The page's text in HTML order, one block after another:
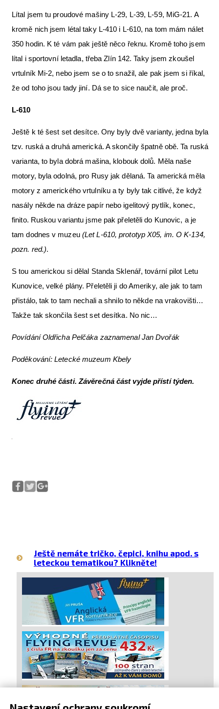
Lítal jsem tu proudové mašiny L-29, L-39, L-59, MiG-21. A
kromě nich jsem létal taky L-410 i L-610, na tom mám nálet
350 hodin. K té vám pak ještě něco řeknu. Kromě toho jsem
lítal i sportovní letadla, třeba Zlín 142. Taky jsem zkoušel
vrtulník Mi-2, nebo jsem se o to snažil, ale pak jsem si říkal,
že od toho jsou tady jiní. Dá se to sice naučit, ale proč.
L-610
Ještě k té šest set desítce. Ony byly dvě varianty, jedna byla
tzv. ruská a druhá americká. A skončily špatně obě. Ta ruská
varianta, to byla dobrá mašina, klobouk dolů. Měla naše
motory, byla odolná, pro Rusy jak dělaná. Ta americká měla
motory z amerického vrtulníku a ty byly tak citlivé, že když
nasály někde na dráze papír nebo igelitový pytlík, konec,
finito. Ruskou variantu jsme pak přeletěli do Kunovic, a je
tam dodnes v muzeu (Let L-610, prototyp X05, im. O K-134,
pozn. red.).
S tou americkou si dělal Standa Sklenář, tovární pilot Letu
Kunovice, velké plány. Přeletěli ji do Ameriky, ale jak to tam
přistálo, tak to tam nechali a shnilo to někde na vrakovišti…
Takže tak skončila šest set desítka. No nic…
Povídání Oldřicha Pelčáka zaznamenal Jan Dvořák
Poděkování: Letecké muzeum Kbely
Konec druhé části. Závěrečná část vyjde přístí týden.
Ještě nemáte tričko, čepici, knihu apod. s
leteckou tematikou? Klikněte!